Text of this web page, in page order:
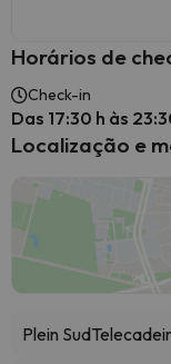
Horários de
Check-in
Das 17:30 h às
Localização e
Plein Sud